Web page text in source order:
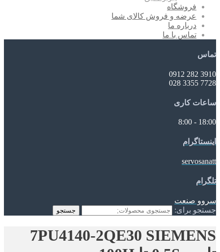
فروشگاه
عرضه و فروش کالای شما
درباره ما
تماس با ما
تماس
3910 282 0912
7728 3355 028
ساعات کاری
18:00 - 8:00
اینستاگرام
servosanatt
تلگرام
سروو صنعت
جستجو برای:
جستجو
7PU4140-2QE30 SIEMENS